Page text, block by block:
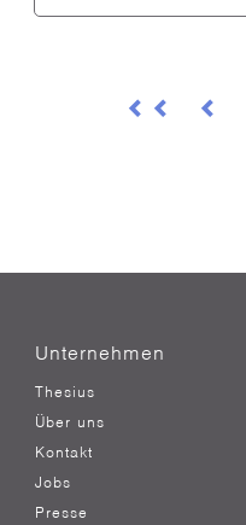
Unternehmen
Thesius
Über uns
Kontakt
Jobs
Presse